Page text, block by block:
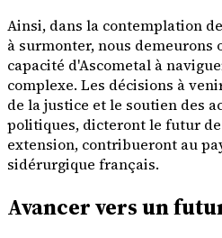
Ainsi, dans la contemplation
à surmonter, nous demeurons
capacité d'Ascometal à
complexe. Les décisions à
de la justice et le soutien des
politiques, dicteront le futur
extension, contribueront au
sidérurgique français.
Avancer vers un